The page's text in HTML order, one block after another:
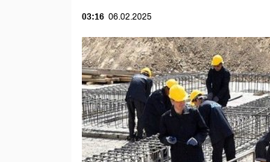
03:16 06.02.2025